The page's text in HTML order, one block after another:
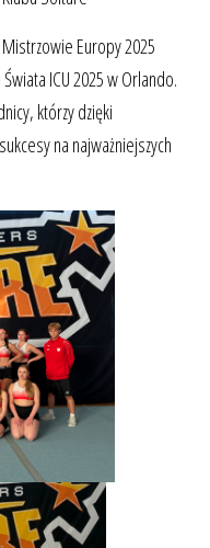
Europy 2025
ICU 2025 w Orlando.
którzy dzięki
na najważniejszych